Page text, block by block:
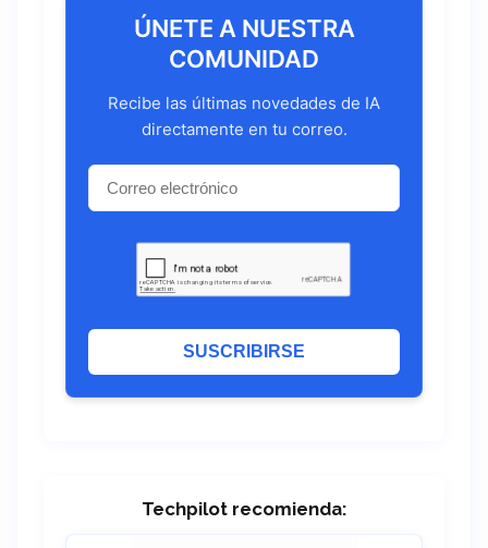
ÚNETE A NUESTRA
COMUNIDAD
Recibe las últimas novedades de IA
directamente en tu correo.
SUSCRIBIRSE
Techpilot recomienda: